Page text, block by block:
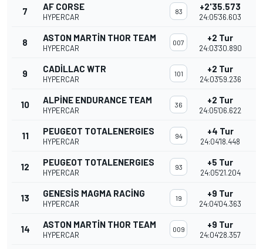
7 AF CORSE
HYPERCAR
83 +2'35.573
24:05'36.603
8 ASTON MARTIN THOR TEAM
HYPERCAR
007 +2 Tur
24:03'30.890
9 CADILLAC WTR
HYPERCAR
101 +2 Tur
24:03'59.236
10 ALPINE ENDURANCE TEAM
HYPERCAR
36 +2 Tur
24:05'06.622
11 PEUGEOT TOTALENERGIES
HYPERCAR
94 +4 Tur
24:04'18.448
12 PEUGEOT TOTALENERGIES
HYPERCAR
93 +5 Tur
24:05'21.204
13 GENESIS MAGMA RACING
HYPERCAR
19 +9 Tur
24:04'04.363
14 ASTON MARTIN THOR TEAM
HYPERCAR
009 +9 Tur
24:04'28.357